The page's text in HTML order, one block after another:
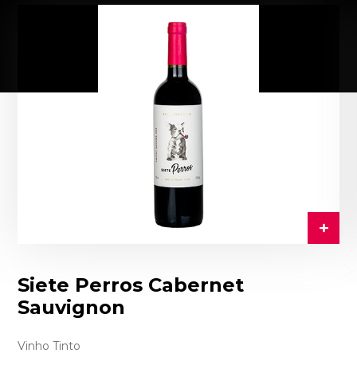
Siete Perros Cabernet
Sauvignon
Vinho Tinto